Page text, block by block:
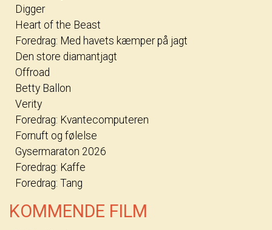
Digger
Heart of the Beast
Foredrag: Med havets kæmper på jagt
Den store diamantjagt
Offroad
Betty Ballon
Verity
Foredrag: Kvantecomputeren
Fornuft og følelse
Gysermaraton 2026
Foredrag: Kaffe
Foredrag: Tang
KOMMENDE FILM